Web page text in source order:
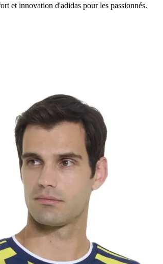
et innovation d'adidas pour les passionnés.